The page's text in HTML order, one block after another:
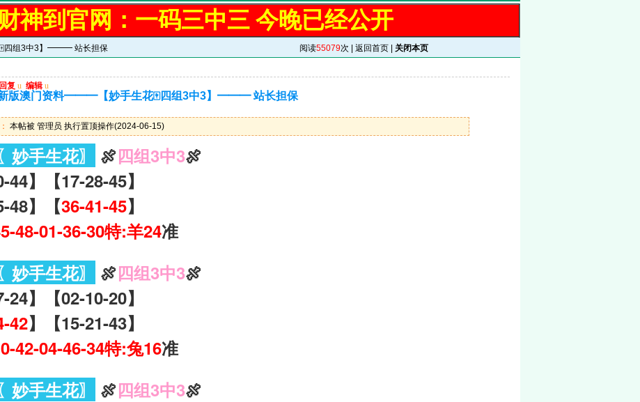
神到官网：一码三中三 今晚已经公开
四组3中3】━━━ 站长担保 阅读55079次 | 返回首页 关闭本页
回复 u 编辑 u
版澳门资料━━━【妙手生花🀄四组3中3】━━━ 站长担保
本帖被 管理员 执行置顶操作(2024-06-15)
妙手生花〗 🍖四组3中3🍖
44】【17-28-45】
48】【36-41-45】
48-01-36-30特:羊24准
妙手生花〗 🍖四组3中3🍖
24】【02-10-20】
42】【15-21-43】
42-04-46-34特:兔16准
妙手生花〗 🍖四组3中3🍖